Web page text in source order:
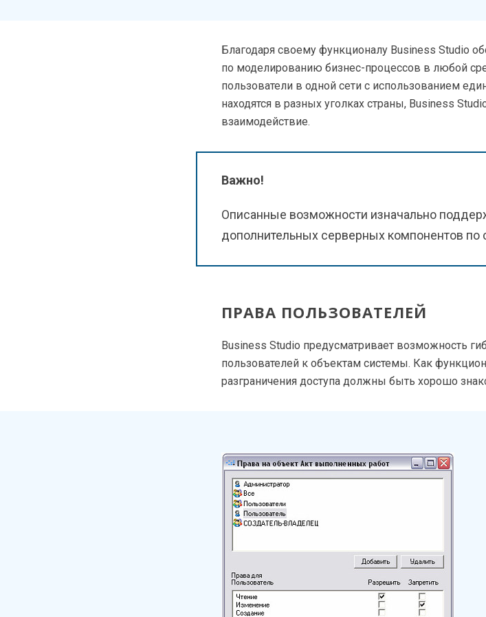
Благодаря своему функционалу Business Studio
по моделированию бизнес-процессов в любой
пользователи в одной сети с использованием
находятся в разных уголках страны, Business
взаимодействие.
Важно!
Описанные возможности изначально
дополнительных серверных компонентов
ПРАВА ПОЛЬЗОВАТЕЛЕЙ
Business Studio предусматривает возможность
пользователей к объектам системы. Как
разграничения доступа должны быть хорошо